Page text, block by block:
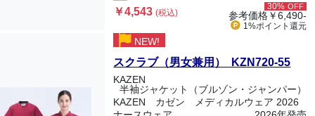
￥4,543(税込)
30% OFF
参考価格￥6,490-
1%ポイント 還元
NEW!
スクラブ（男女兼用） KZN720-55
KAZEN
半袖ジャケット（ブルゾン・ジャンパー）
KAZEN カゼン メディカルウェア 2026